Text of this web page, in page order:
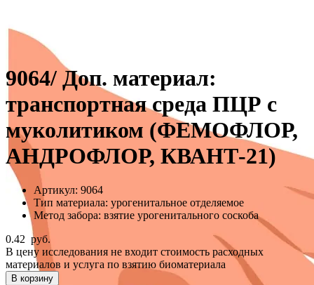
9064/ Доп. материал:
транспортная среда ПЦР с
муколитиком (ФЕМОФЛОР,
АНДРОФЛОР, КВАНТ-21)
Артикул: 9064
Тип материала: урогенитальное отделяемое
Метод забора: взятие урогенитального соскоба
0.42 руб.
В цену исследования не входит стоимость расходных
материалов и услуга по взятию биоматериала
В корзину